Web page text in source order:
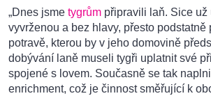
„Dnes jsme tygrům připravili laň. Sice už
vyvrženou a bez hlavy, přesto podstatně
potravě, kterou by v jeho domovině
dobývání laně museli tygři uplatnit své
spojené s lovem. Současně se tak
enrichment, což je činnost směřující k